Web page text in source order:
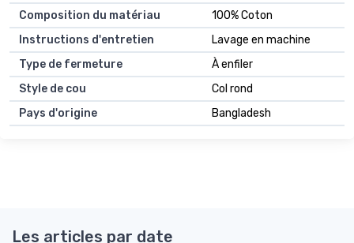
Composition du matériau
100% Coton
Instructions d'entretien
Lavage en machine
Type de fermeture
À enfiler
Style de cou
Col rond
Pays d'origine
Bangladesh
Les articles par date